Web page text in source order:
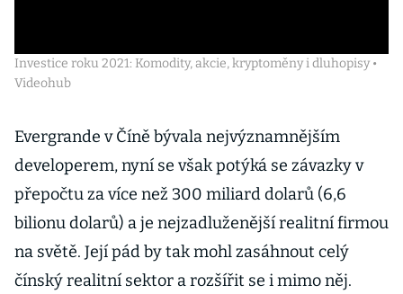
Investice roku 2021: Komodity, akcie, kryptoměny i dluhopisy •
Videohub
Evergrande v Číně bývala nejvýznamnějším
developerem, nyní se však potýká se závazky v
přepočtu za více než 300 miliard dolarů (6,6
bilionu dolarů) a je nejzadluženější realitní firmou
na světě. Její pád by tak mohl zasáhnout celý
čínský realitní sektor a rozšířit se i mimo něj.